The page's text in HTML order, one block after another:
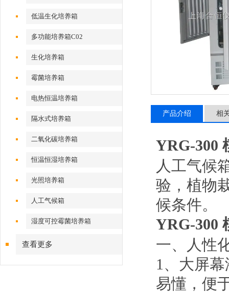
低温生化培养箱
多功能培养箱C02
生化培养箱
霉菌培养箱
电热恒温培养箱
隔水式培养箱
二氧化碳培养箱
恒温恒湿培养箱
光照培养箱
人工气候箱
湿度可控霉菌培养箱
查看更多
产品介绍 相
YRG-300
人工气候
验，植物
候条件。
YRG-300
一、
人性
1、 大屏
易懂，便